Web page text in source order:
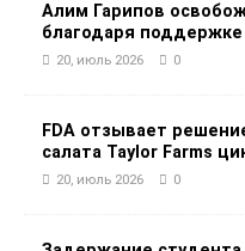
Алим Гарипов
благодаря
20, июль 2026 0
FDA отзывает
салата Taylor Farms
20, июль 2026 0